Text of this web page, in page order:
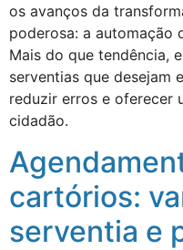
os avanços da
poderosa: a automação
Mais do que tendência,
serventias que desejam
reduzir erros e oferecer
cidadão.
cartórios:
serventia e